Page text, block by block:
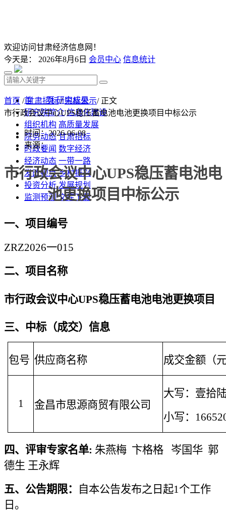
欢迎访问甘肃经济信息网！
今天是： 2026年8月6日 会员中心 信息统计
首 页 研究成果
研究院简介 信息化建设
组织机构 高质量发展
院务动态 甘肃招标
时政要闻 数字经济
经济动态 一带一路
发改视点 乡村振兴
投资分析 发展规划
监测预测 文库下载
首页 /甘肃招标/中标公示/ 正文
市行政会议中心UPS稳压蓄电池电池更换项目中标公示
时间：2026-06-08
来源：
市行政会议中心UPS稳压蓄电池电
池更换项目 中标公示
一、项目编号
ZRZ2026一015
二、项目名称
市行政会议中心UPS稳压蓄电池电池更换项目
三、中标（成交）信息
包号 供应商名称 成交金额（
1 金昌市思源商贸有限公司
大写： 壹拾
小写：
四、 评审专家名单: 朱燕梅 卞格格 岑国华 郭
德生 王永辉
五、 公告期限： 自本公告发布之日起1个工作
日。